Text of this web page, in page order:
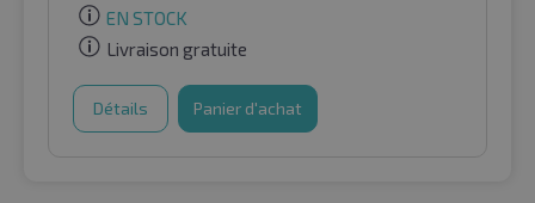
EN STOCK
Livraison gratuite
Détails Panier d'achat